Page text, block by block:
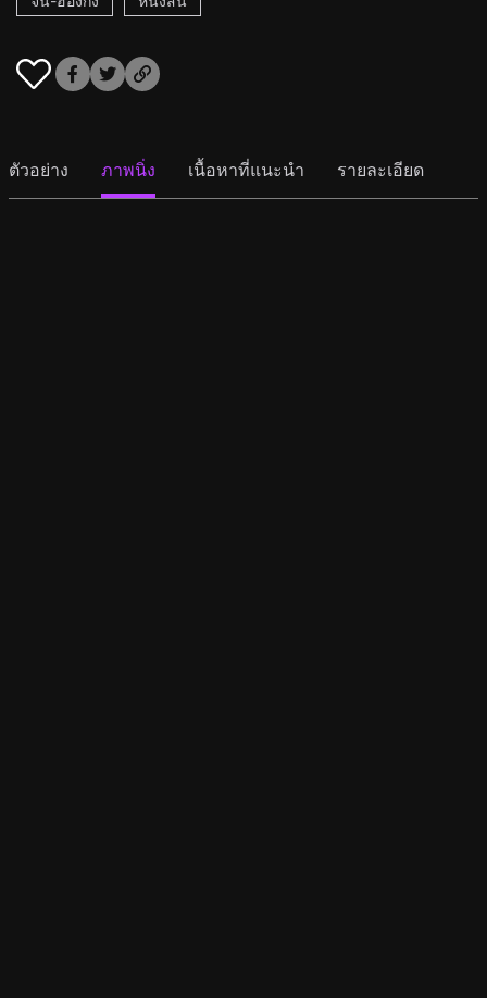
ตัวอย่าง ภาพนิ่ง เนื้อหาที่แนะนำ รายละเอียด